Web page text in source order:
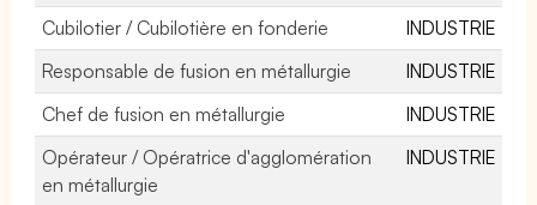
Cubilotier / Cubilotière en fonderie
INDUSTRIE
Responsable de fusion en métallurgie
INDUSTRIE
Chef de fusion en métallurgie
INDUSTRIE
Opérateur / Opératrice d'agglomération
en métallurgie
INDUSTRIE